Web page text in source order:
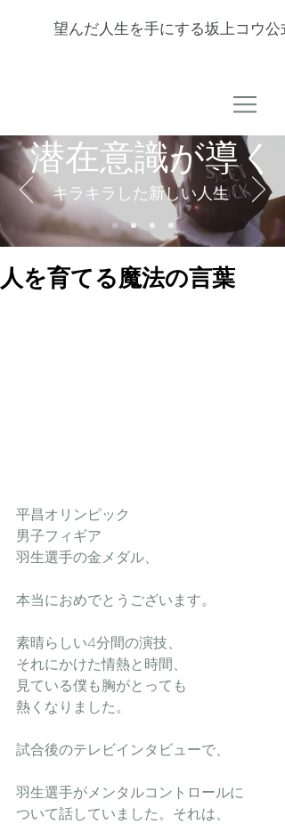
望んだ人生を手にする坂上コウ公
潜在意識が導く
キラキラした新しい人生
人を育てる魔法の言葉
平昌オリンピック
男子フィギア
羽生選手の金メダル、
本当におめでとうございます。
素晴らしい4分間の演技、
それにかけた情熱と時間、
見ている僕も胸がとっても
熱くなりました。
試合後のテレビインタビューで、
羽生選手がメンタルコントロールに
ついて話していました。それは、